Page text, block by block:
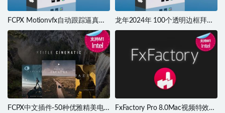
FCPX Motionvfx自动跟踪逼真镜
头光效插件 mFlare2 v3.0.4 支持
M1 M2
龙年2024年 100个透明边框拜年
素材 支持FCPX Pr 剪映 达芬奇
FCPX中文插件-50种优雅精美电
FxFactory Pro 8.0Mac视频特效插